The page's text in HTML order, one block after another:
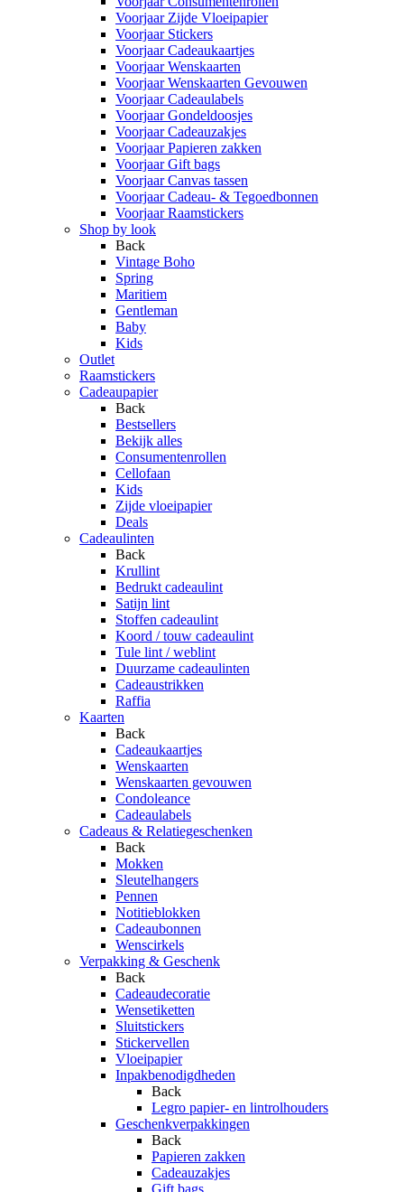
Voorjaar Zijde Vloeipapier
Voorjaar Stickers
Voorjaar Cadeaukaartjes
Voorjaar Wenskaarten
Voorjaar Wenskaarten Gevouwen
Voorjaar Cadeaulabels
Voorjaar Gondeldoosjes
Voorjaar Cadeauzakjes
Voorjaar Papieren zakken
Voorjaar Gift bags
Voorjaar Canvas tassen
Voorjaar Cadeau- & Tegoedbonnen
Voorjaar Raamstickers
Shop by look
Back
Vintage Boho
Spring
Maritiem
Gentleman
Baby
Kids
Outlet
Raamstickers
Cadeaupapier
Back
Bestsellers
Bekijk alles
Consumentenrollen
Cellofaan
Kids
Zijde vloeipapier
Deals
Cadeaulinten
Back
Krullint
Bedrukt cadeaulint
Satijn lint
Stoffen cadeaulint
Koord / touw cadeaulint
Tule lint / weblint
Duurzame cadeaulinten
Cadeaustrikken
Raffia
Kaarten
Back
Cadeaukaartjes
Wenskaarten
Wenskaarten gevouwen
Condoleance
Cadeaulabels
Cadeaus & Relatiegeschenken
Back
Mokken
Sleutelhangers
Pennen
Notitieblokken
Cadeaubonnen
Wenscirkels
Verpakking & Geschenk
Back
Cadeaudecoratie
Wensetiketten
Sluitstickers
Stickervellen
Vloeipapier
Inpakbenodigdheden
Back
Legro papier- en lintrolhouders
Geschenkverpakkingen
Back
Papieren zakken
Cadeauzakjes
Gift bags